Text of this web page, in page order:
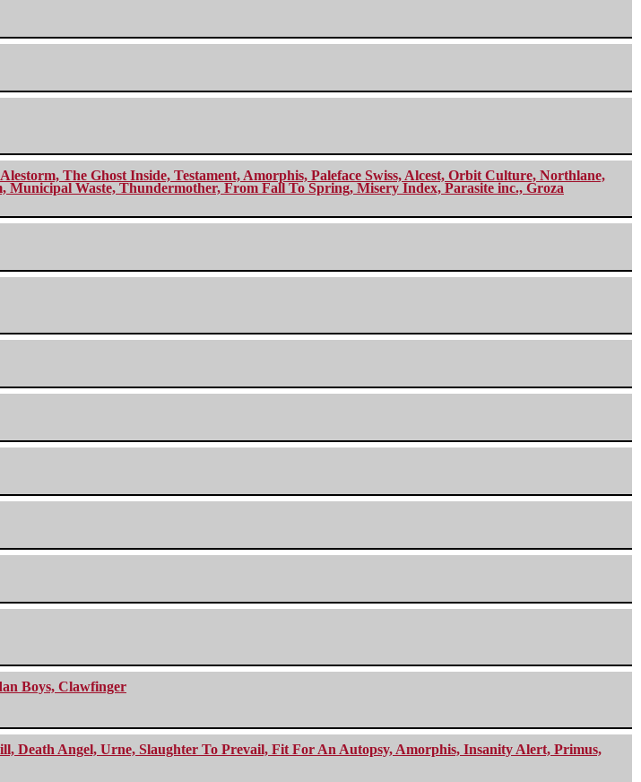
The Ghost Inside, Testament, Amorphis, Paleface Swiss, Alcest, Orbit Culture, Northlane,
Waste, Thundermother, From Fall To Spring, Misery Index, Parasite inc., Groza
Boys, Clawfinger
Death Angel, Urne, Slaughter To Prevail, Fit For An Autopsy, Amorphis, Insanity Alert, Primus,